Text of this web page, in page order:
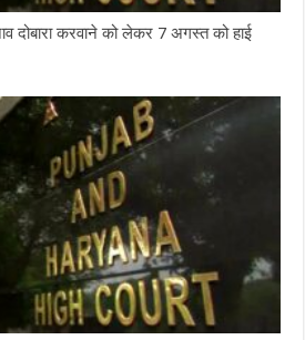
दोबारा करवाने को लेकर 7 अगस्त को हाई